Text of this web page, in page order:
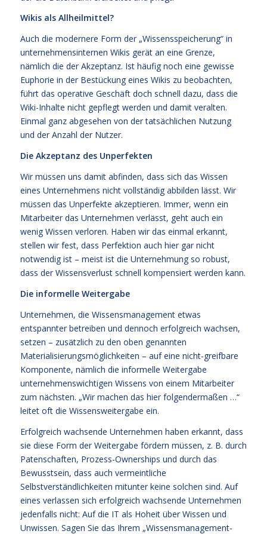
Wikis als Allheilmittel?
Auch die modernere Form der „Wissensspeicherung“ in
unternehmensinternen Wikis gerät an eine Grenze,
nämlich die der Akzeptanz. Ist häufig noch eine gewisse
Euphorie in der Bestückung eines Wikis zu beobachten,
führt das operative Geschäft doch schnell dazu, dass die
Wiki-Inhalte nicht gepflegt werden und damit veralten.
Einmal ganz abgesehen von der tatsächlichen Nutzung
und der Anzahl der Nutzer.
Die Akzeptanz des Unperfekten
Wir müssen uns damit abfinden, dass sich das Wissen
eines Unternehmens nicht vollständig abbilden lässt. Wir
müssen das Unperfekte akzeptieren. Immer, wenn ein
Mitarbeiter das Unternehmen verlässt, geht auch ein
wenig Wissen verloren. Haben wir das einmal erkannt,
stellen wir fest, dass Perfektion auch hier gar nicht
notwendig ist – meist ist die Unternehmung so robust,
dass der Wissensverlust schnell kompensiert werden kann.
Die informelle Weitergabe
Unternehmen, die Wissensmanagement etwas
entspannter betreiben und dennoch erfolgreich wachsen,
setzen – zusätzlich zu den oben genannten
Materialisierungsmöglichkeiten – auf eine nicht-greifbare
Komponente, nämlich die informelle Weitergabe
unternehmenswichtigen Wissens von einem Mitarbeiter
zum nächsten. „Wir machen das hier folgendermaßen …“
leitet oft die Wissensweitergabe ein.
Erfolgreich wachsende Unternehmen haben erkannt, dass
sie diese Form der Weitergabe fördern müssen, z. B. durch
Patenschaften, Prozess-Ownerships und durch das
Bewusstsein, dass auch vermeintliche
Selbstverständlichkeiten mitunter keine solchen sind. Auf
eines verlassen sich erfolgreich wachsende Unternehmen
jedenfalls nicht: Auf die IT als Hoheit über Wissen und
Unwissen. Sagen Sie das Ihrem „Wissensmanagement-